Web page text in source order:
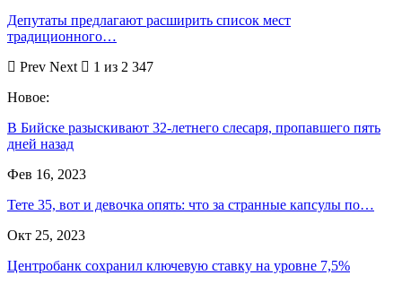
Депутаты предлагают расширить список мест
традиционного…
Prev Next
1 из 2 347
Новое:
В Бийске разыскивают 32-летнего слесаря, пропавшего пять
дней назад
Фев 16, 2023
Тете 35, вот и девочка опять: что за странные капсулы по…
Окт 25, 2023
Центробанк сохранил ключевую ставку на уровне 7,5%